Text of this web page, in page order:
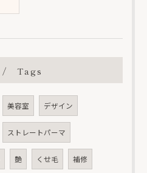
Tags
美容室 デザイン
ストレートパーマ
艶 くせ毛 補修